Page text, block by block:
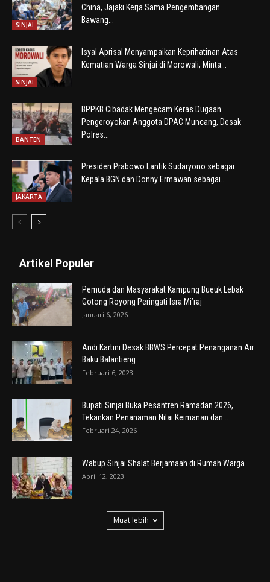
SINJAI
China, Jajaki Kerja Sama Pengembangan
Bawang...
SINJAI
Isyal Aprisal Menyampaikan Keprihatinan Atas
Kematian Warga Sinjai di Morowali, Minta...
BANTEN
BPPKB Cibadak Mengecam Keras Dugaan
Pengeroyokan Anggota DPAC Muncang, Desak
Polres...
JAKARTA
Presiden Prabowo Lantik Sudaryono sebagai
Kepala BGN dan Donny Ermawan sebagai...
Artikel Populer
Pemuda dan Masyarakat Kampung Bueuk Lebak
Gotong Royong Peringati Isra Mi’raj
Januari 6, 2026
Andi Kartini Desak BBWS Percepat Penanganan Air
Baku Balantieng
Februari 6, 2023
Bupati Sinjai Buka Pesantren Ramadan 2026,
Tekankan Penanaman Nilai Keimanan dan...
Februari 24, 2026
Wabup Sinjai Shalat Berjamaah di Rumah Warga
April 12, 2023
Muat lebih